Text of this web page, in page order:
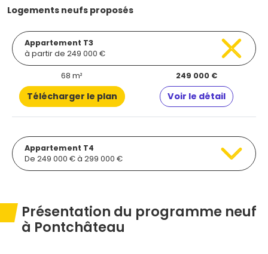
Logements neufs proposés
Appartement T3
à partir de 249 000 €
68 m² 249 000 €
Télécharger le plan Voir le détail
Appartement T4
De 249 000 € à 299 000 €
Présentation du programme neuf
à Pontchâteau